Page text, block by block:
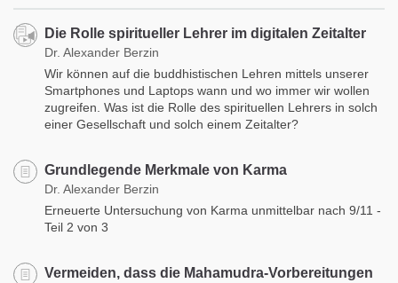
Die Rolle spiritueller Lehrer im digitalen Zeitalter
Dr. Alexander Berzin
Wir können auf die buddhistischen Lehren mittels unserer
Smartphones und Laptops wann und wo immer wir wollen
zugreifen. Was ist die Rolle des spirituellen Lehrers in solch
einer Gesellschaft und solch einem Zeitalter?
Grundlegende Merkmale von Karma
Dr. Alexander Berzin
Erneuerte Untersuchung von Karma unmittelbar nach 9/11 -
Teil 2 von 3
Vermeiden, dass die Mahamudra-Vorbereitungen